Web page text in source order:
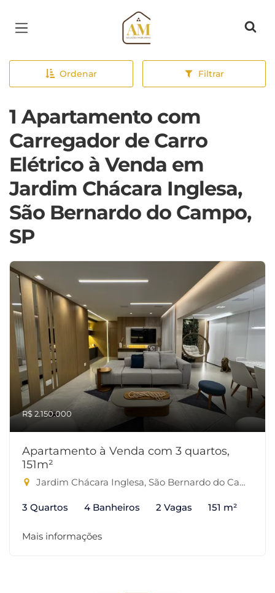
Página inicial
Ordenar Filtrar
1 Apartamento com
Carregador de Carro
Elétrico à Venda em
Jardim Chácara Inglesa,
São Bernardo do Campo,
SP
R$ 2.150.000
Apartamento à Venda com 3 quartos,
151m²
Jardim Chácara Inglesa, São Bernardo do Campo-SP
3 Quartos 4 Banheiros 2 Vagas 151 m²
Mais informações